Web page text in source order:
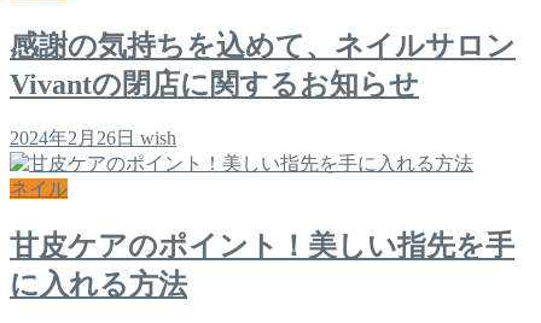
感謝の気持ちを込めて、ネイルサロン
Vivantの閉店に関するお知らせ
2024年2月26日 wish
ネイル
甘皮ケアのポイント！美しい指先を手
に入れる方法